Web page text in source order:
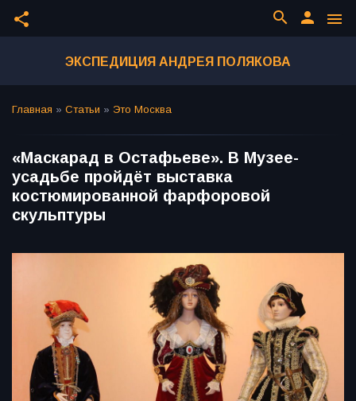
share menu
person
search
ЭКСПЕДИЦИЯ АНДРЕЯ ПОЛЯКОВА
Главная » Статьи » Это Москва
«Маскарад в Остафьеве». В Музее-
усадьбе пройдёт выставка
костюмированной фарфоровой
скульптуры